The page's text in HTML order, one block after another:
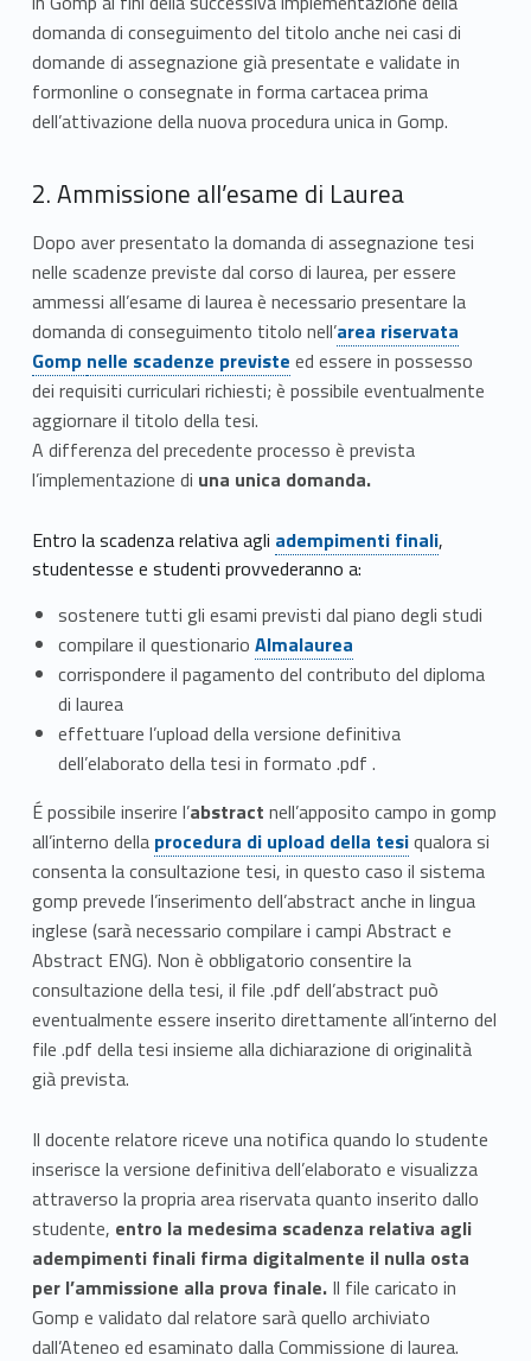
domanda di conseguimento del titolo anche nei casi di
domande di assegnazione già presentate e validate in
formonline o consegnate in forma cartacea prima
dell’attivazione della nuova procedura unica in Gomp.
2. Ammissione all’esame di Laurea
Dopo aver presentato la domanda di assegnazione tesi
nelle scadenze previste dal corso di laurea, per essere
ammessi all’esame di laurea è necessario presentare la
domanda di conseguimento titolo nell’area riservata
Gomp nelle scadenze previste ed essere in possesso
dei requisiti curriculari richiesti; è possibile eventualmente
aggiornare il titolo della tesi.
A differenza del precedente processo è prevista
l’implementazione di una unica domanda.
Entro la scadenza relativa agli adempimenti finali,
studentesse e studenti provvederanno a:
sostenere tutti gli esami previsti dal piano degli studi
compilare il questionario Link identifier #identifier__59928-10
Almalaurea
corrispondere il pagamento del contributo del diploma
di laurea
effettuare l’upload della versione definitiva
dell’elaborato della tesi in formato .pdf .
É possibile inserire l’abstract nell’apposito campo in gomp
all’interno della procedura di upload della tesiqualora si
consenta la consultazione tesi, in questo caso il sistema
gomp prevede l’inserimento dell’abstract anche in lingua
inglese (sarà necessario compilare i campi Abstract e
Abstract ENG). Non è obbligatorio consentire la
consultazione della tesi, il file .pdf dell’abstract può
eventualmente essere inserito direttamente all’interno del
file .pdf della tesi insieme alla dichiarazione di originalità
già prevista.
Il docente relatore riceve una notifica quando lo studente
inserisce la versione definitiva dell’elaborato e visualizza
attraverso la propria area riservata quanto inserito dallo
studente, entro la medesima scadenza relativa agli
adempimenti finali firma digitalmente il nulla osta
per l’ammissione alla prova finale. Il file caricato in
Gomp e validato dal relatore sarà quello archiviato
dall’Ateneo ed esaminato dalla Commissione di laurea.